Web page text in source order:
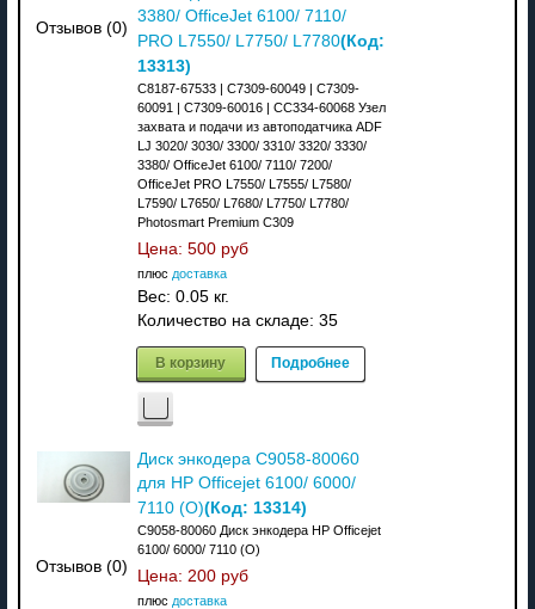
Отзывов (0)
3380/ OfficeJet 6100/ 7110/
PRO L7550/ L7750/ L7780(Код:
13313)
C8187-67533 | C7309-60049 | C7309-
60091 | C7309-60016 | CC334-60068 Узел
захвата и подачи из автоподатчика ADF
LJ 3020/ 3030/ 3300/ 3310/ 3320/ 3330/
3380/ OfficeJet 6100/ 7110/ 7200/
OfficeJet PRO L7550/ L7555/ L7580/
L7590/ L7650/ L7680/ L7750/ L7780/
Photosmart Premium C309
Цена: 500 руб
плюс доставка
Вес: 0.05 кг.
Количество на складе: 35
В корзину Подробнее
Отзывов (0)
Диск энкодера C9058-80060
для HP Officejet 6100/ 6000/
7110 (O)(Код: 13314)
C9058-80060 Диск энкодера HP Officejet
6100/ 6000/ 7110 (O)
Цена: 200 руб
плюс доставка